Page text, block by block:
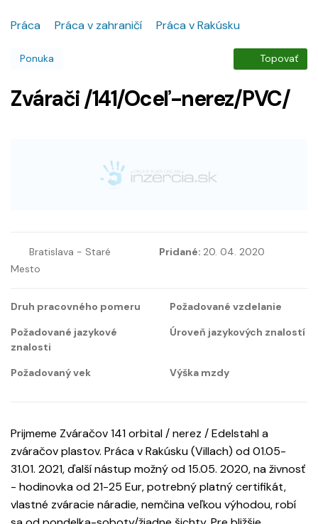
Práca Práca v zahraničí Práca v Rakúsku
Ponuka Topovať
Zvárači /141/Oceľ-nerez/PVC/
Bratislava - Staré
Mesto
Pridané: 20. 04. 2020
Druh pracovného pomeru
Požadované vzdelanie
Požadované jazykové
znalosti
Úroveň jazykových znalostí
Požadovaný vek Výška mzdy
Prijmeme Zváračov 141 orbital / nerez / Edelstahl a
zváračov plastov. Práca v Rakúsku (Villach) od 01.05-
31.01. 2021, ďalší nástup možný od 15.05. 2020, na živnosť
- hodinovka od 21-25 Eur, potrebný platný certifikát,
vlastné zváracie náradie, nemčina veľkou výhodou, robí